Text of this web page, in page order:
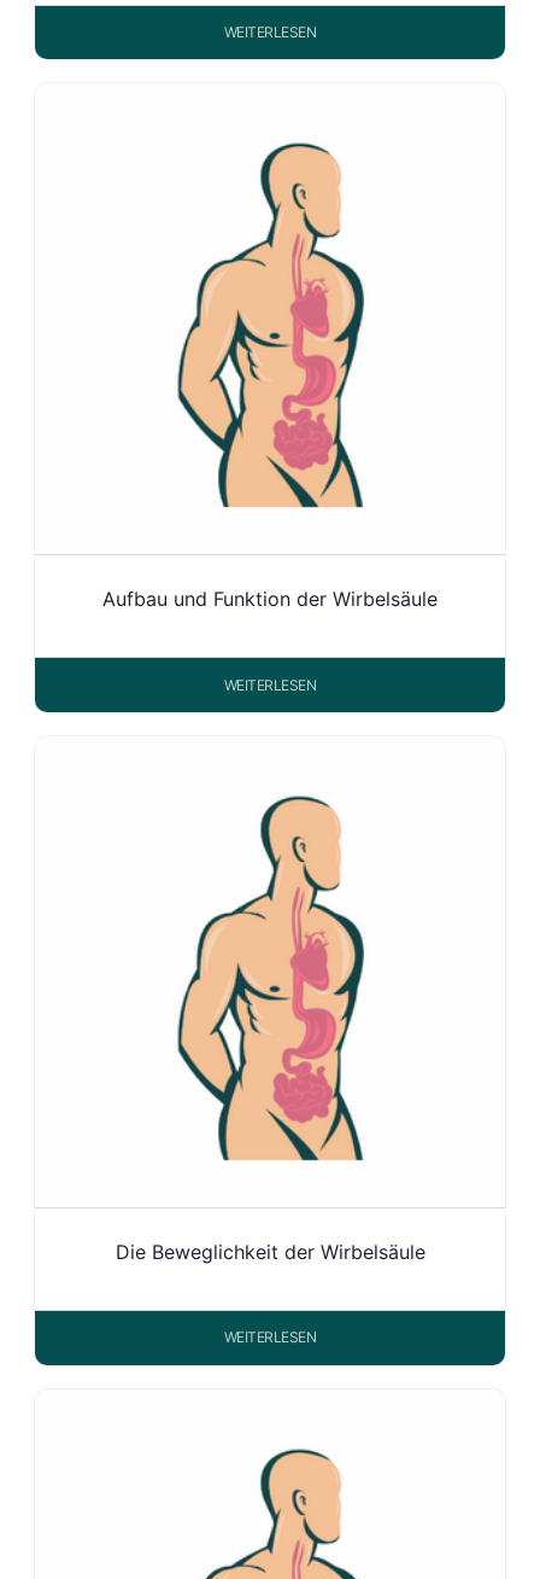
WEITERLESEN
Aufbau und Funktion der Wirbelsäule
WEITERLESEN
Die Beweglichkeit der Wirbelsäule
WEITERLESEN